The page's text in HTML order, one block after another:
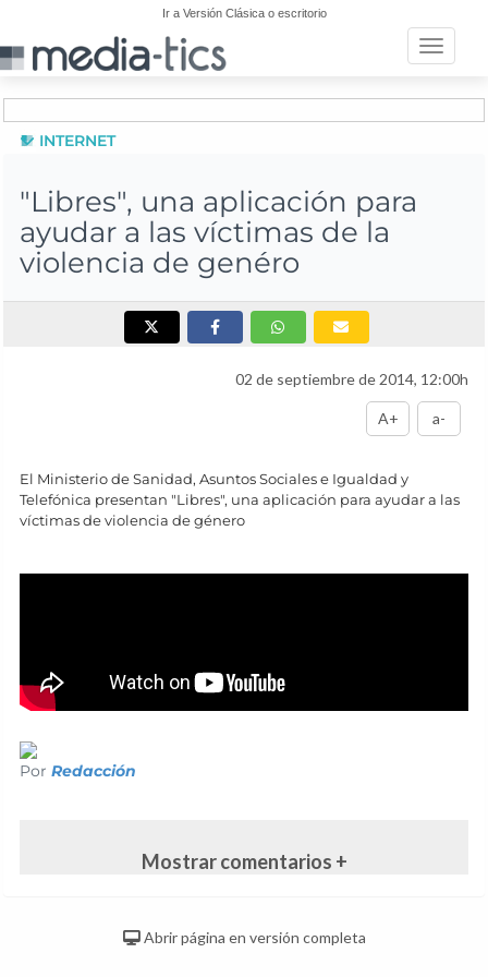
Ir a Versión Clásica o escritorio
Toggle
INTERNET
"Libres", una aplicación para
ayudar a las víctimas de la
violencia de genéro
02 de septiembre de 2014, 12:00h
A+ a-
El Ministerio de Sanidad, Asuntos Sociales e Igualdad y
Telefónica presentan "Libres", una aplicación para ayudar a las
víctimas de violencia de género
Por Redacción
Mostrar comentarios +
Abrir página en versión completa